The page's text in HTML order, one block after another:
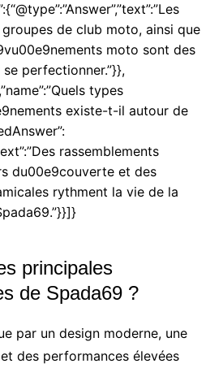
de club moto, ainsi que
moto sont des
perfectionner.”}},
types
existe-t-il autour de
rassemblements
du00e9couverte et des
rythment la vie de la
principales
de Spada69 ?
par un design moderne, une
des performances élevées